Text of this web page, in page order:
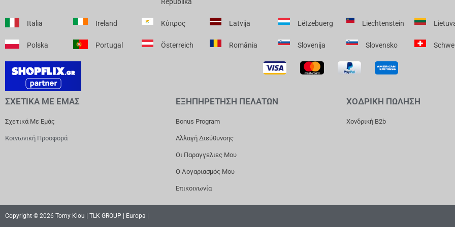
Italia Ireland Κύπρος Latvija Lëtzebuerg Liechtenstein
Polska Portugal Österreich România Slovenija Slovensko
ΣΧΕΤΙΚΑ ΜΕ ΕΜΑΣ
Σχετικά Με Εμάς
Κοινωνική Προσφορά
ΕΞΗΠΗΡΕΤΗΣΗ ΠΕΛΑΤΩΝ
Bonus Program
Αλλαγή Διεύθυνσης
Οι Παραγγελιες Μου
Ο Λογαριασμός Μου
Επικοινωνία
ΧΟΔΡΙΚΗ ΠΩΛΗΣΗ
Χονδρική B2b
Copyright © 2026 Tomy Klou | TLK GROUP | Europa |